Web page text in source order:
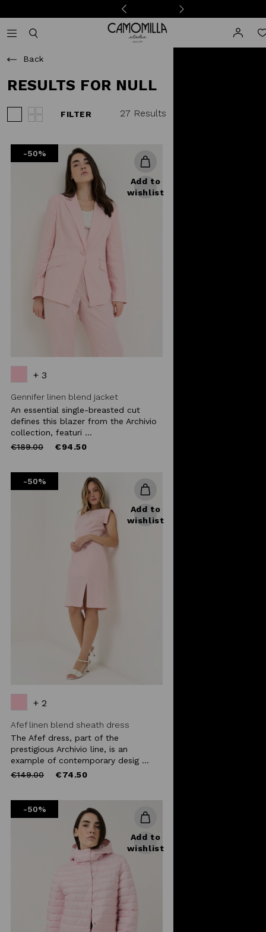
Camomilla Italia®
Back
RESULTS FOR NULL
FILTER 27 Results
-50%
Add to
wishlist
+ 3
Gennifer linen blend jacket
An essential single-breasted cut
defines this blazer from the Archivio
collection, featuri ...
Price
€189.00to €94.50
-50%
Add to
wishlist
+ 2
Afef linen blend sheath dress
The Afef dress, part of the
prestigious Archivio line, is an
example of contemporary desig ...
Price
€149.00to €74.50
-50%
Add to
wishlist